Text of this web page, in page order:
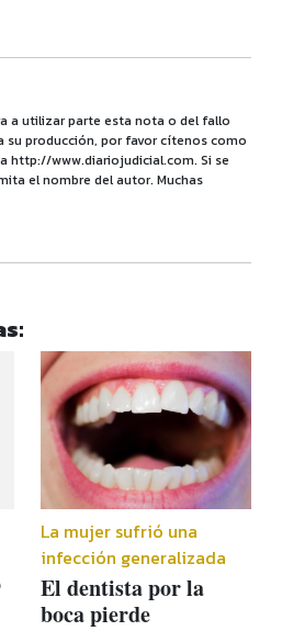
a utilizar parte esta nota o del fallo
producción, por favor cítenos como
http://www.diariojudicial.com. Si se
el nombre del autor. Muchas
La mujer sufrió una
infección generalizada
El dentista por la
boca pierde